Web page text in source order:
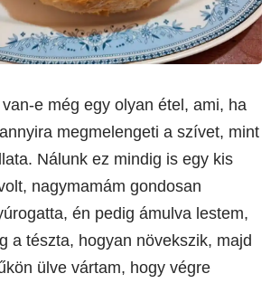
e még egy olyan étel, ami, ha
megmelengeti a szívet, mint
Nálunk ez mindig is egy kis
nagymamám gondosan
én pedig ámulva lestem,
a tészta, hogyan növekszik, majd
ülve vártam, hogy végre